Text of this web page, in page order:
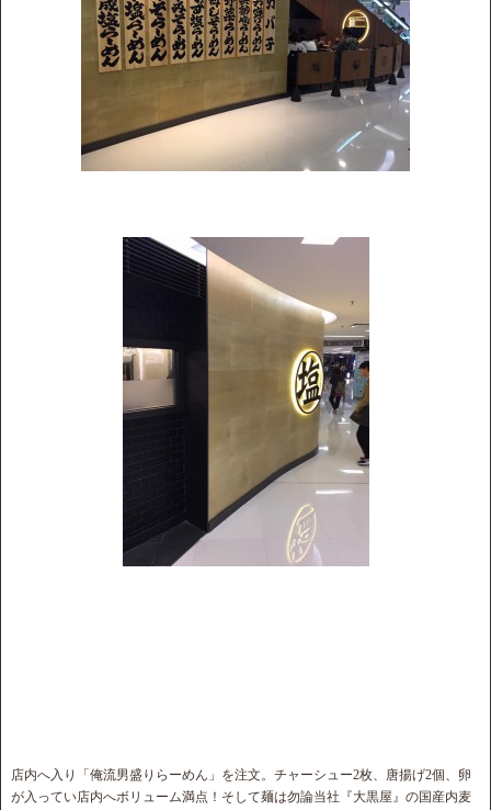
店内へ入り「俺流男盛りらーめん」を注文。チャーシュー2枚、唐揚げ2個、卵
が入ってい店内へボリューム満点！そして麺は勿論当社『大黒屋』の国産内麦